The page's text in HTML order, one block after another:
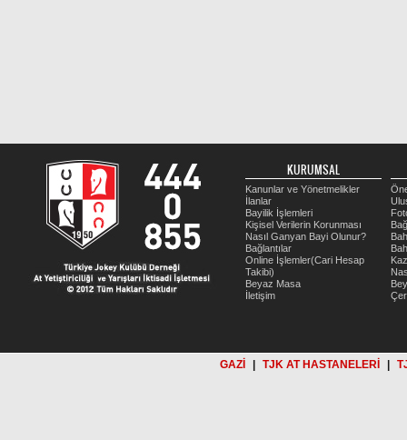
KURUMSAL
Kanunlar ve Yönetmelikler
İlanlar
Bayilik İşlemleri
Kişisel Verilerin Korunması
Nasıl Ganyan Bayi Olunur?
Bağlantılar
Online İşlemler(Cari Hesap
Takibi)
Beyaz Masa
İletişim
GAZİ TJK AT HASTANELERİ